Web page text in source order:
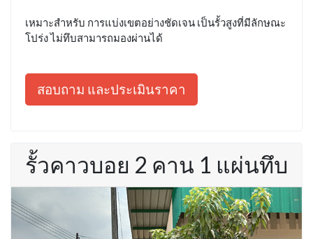
เหมาะสำหรับ การแบ่งเขตอย่างชัดเจน เป็นรั้วสูงที่มีลักษณะ
โปร่ง ไม่ทึบสามารถมองผ่านได้
สอบถาม และประเมินราคา
รั้วคาวบอย 2 คาน 1 แผ่นทึบ